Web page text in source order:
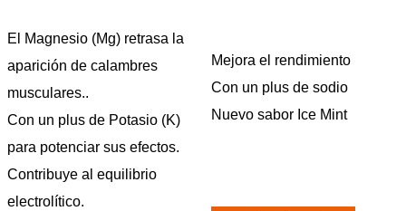
El Magnesio (Mg) retrasa la
aparición de calambres
musculares..
Con un plus de Potasio (K)
para potenciar sus efectos.
Contribuye al equilibrio
electrolítico.
Mejora el rendimiento
Con un plus de sodio
Nuevo sabor Ice Mint